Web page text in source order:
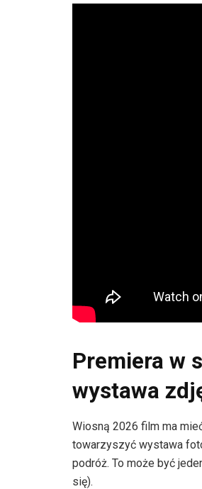
Premiera w
wystawa
Wiosną 2026 film ma
towarzyszyć wystawa
podróż. To może być
się).